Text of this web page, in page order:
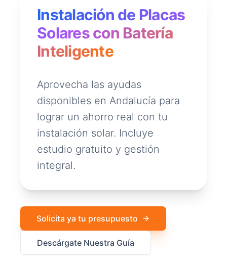
Instalación de Placas
Solares con Batería
Inteligente
Aprovecha las ayudas
disponibles en Andalucía para
lograr un ahorro real con tu
instalación solar. Incluye
estudio gratuito y gestión
integral.
Solicita ya tu presupuesto
Descárgate Nuestra Guía